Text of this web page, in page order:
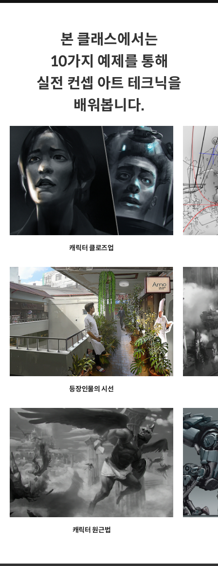
본 클래스에서는
10가지 예제를 통해
실전 컨셉 아트 테크닉을
배워봅니다.
캐릭터 클로즈업
등장인물의 시선
캐릭터 원근법